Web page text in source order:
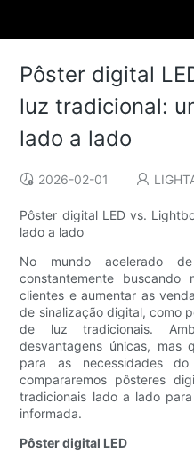
Pôster digital
luz tradicional:
lado a lado
2026-02-01
Pôster digital LED vs.
lado a lado
No mundo acelerado
constantemente buscando
clientes e aumentar as
de sinalização digital, como
de luz tradicionais.
desvantagens únicas, mas
para as necessidades
compararemos pôsteres
tradicionais lado a lado
informada.
Pôster digital LED